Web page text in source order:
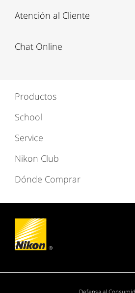
Atención al Cliente
Chat Online
Productos
School
Service
Nikon Club
Dónde Comprar